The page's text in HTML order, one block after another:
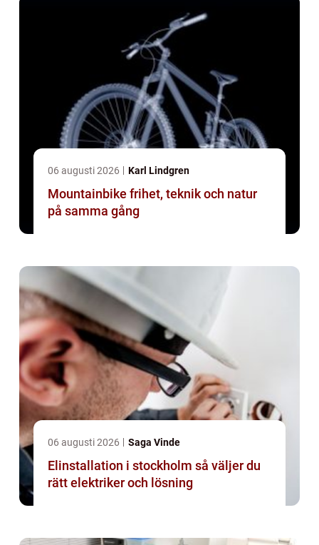
06 augusti 2026 Karl Lindgren
Mountainbike frihet, teknik och natur
på samma gång
06 augusti 2026 Saga Vinde
Elinstallation i stockholm så väljer du
rätt elektriker och lösning